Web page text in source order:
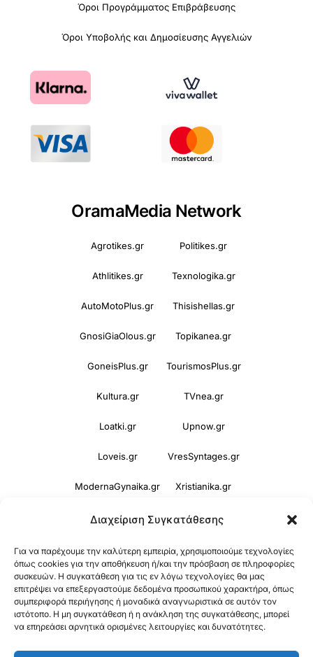
Διαχείριση Συγκατάθεσης
Για να παρέχουμε την καλύτερη εμπειρία, χρησιμοποιούμε τεχνολογίες
όπως cookies για την αποθήκευση ή/και την πρόσβαση σε πληροφορίες
συσκευών. Η συγκατάθεση για τις εν λόγω τεχνολογίες θα μας
επιτρέψει να επεξεργαστούμε δεδομένα προσωπικού χαρακτήρα, όπως
συμπεριφορά περιήγησης ή μοναδικά αναγνωριστικά σε αυτόν τον
ιστότοπο. Η μη συγκατάθεση ή η ανάκληση της συγκατάθεσης, μπορεί
να επηρεάσει αρνητικά ορισμένες λειτουργίες και δυνατότητες.
Όροι Προγράμματος Επιβράβευσης
Όροι Υποβολής και Δημοσίευσης Αγγελιών
OramaMedia Network
Agrotikes.gr Politikes.gr
Athlitikes.gr Texnologika.gr
AutoMotoPlus.gr Thisishellas.gr
GnosiGiaOlous.gr Topikanea.gr
GoneisPlus.gr TourismosPlus.gr
Kultura.gr TVnea.gr
Loatki.gr Upnow.gr
Loveis.gr VresSyntages.gr
ModernaGynaika.gr Xristianika.gr
OikonomiaPlus.gr ZoumeKalytera.gr
Oikotropia.gr ZoumeSpiti.gr
Perepet.gr
© 2026Orama Group (Orama Group Μ.Ι.Κ.Ε.) |